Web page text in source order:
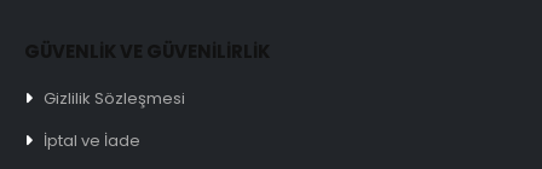
GÜVENLİK VE GÜVENİLİRLİK
Gizlilik Sözleşmesi
İptal ve İade